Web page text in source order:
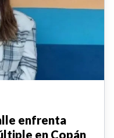
enfrenta
en Copán